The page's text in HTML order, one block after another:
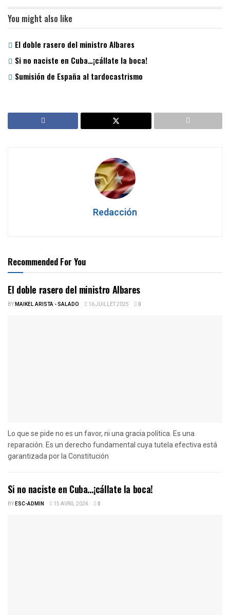
You might also like
El doble rasero del ministro Albares
Si no naciste en Cuba…¡cállate la boca!
Sumisión de España al tardocastrismo
Redacción
Recommended For You
El doble rasero del ministro Albares
BYMAIKEL ARISTA - SALADO 16 JUILLET 2025 0
Lo que se pide no es un favor, ni una gracia política. Es una
reparación. Es un derecho fundamental cuya tutela efectiva está
garantizada por la Constitución
Si no naciste en Cuba…¡cállate la boca!
BYESC-ADMIN 15 AVRIL 2024 0